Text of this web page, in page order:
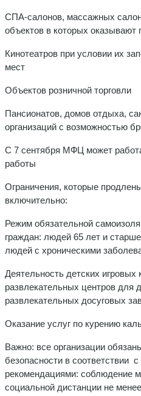
СПА-салонов, массажных
объектов в которых оказывают
Кинотеатров при условии их
мест
Объектов розничной торговли
Пансионатов, домов отдыха,
организаций с возможностью
С 7 сентября МФЦ может
работы
Ограничения, которые
включительно:
Режим обязательной
граждан: людей 65 лет и
людей с хроническими
Деятельность детских игровых
развлекательных центров для
развлекательных досуговых
Оказание услуг по курению
Важно: все организации
безопасности в соответствии
рекомендациями: соблюдение
социальной дистанции не